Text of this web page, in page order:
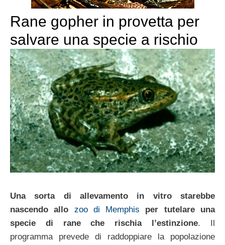
Rane gopher in provetta per
salvare una specie a rischio
Una sorta di allevamento in vitro starebbe
nascendo allo
zoo di Memphis per tutelare una
specie di rane che rischia l’estinzione. Il
programma prevede di raddoppiare la popolazione